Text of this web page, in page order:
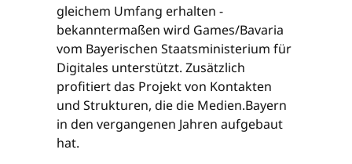
gleichem Umfang erhalten -
bekanntermaßen wird Games/Bavaria
vom Bayerischen Staatsministerium für
Digitales unterstützt. Zusätzlich
profitiert das Projekt von Kontakten
und Strukturen, die die Medien.Bayern
in den vergangenen Jahren aufgebaut
hat.